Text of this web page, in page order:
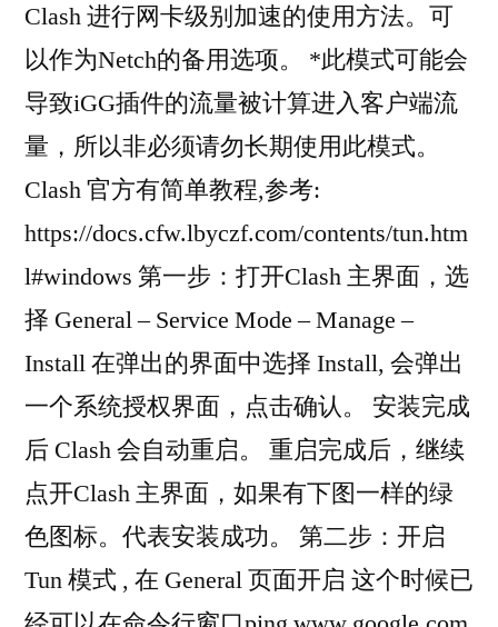
Clash 进行网卡级别加速的使用方法。可
以作为Netch的备用选项。 *此模式可能会
导致iGG插件的流量被计算进入客户端流
量，所以非必须请勿长期使用此模式。
Clash 官方有简单教程,参考:
https://docs.cfw.lbyczf.com/contents/tun.htm
l#windows 第一步：打开Clash 主界面，选
择 General – Service Mode – Manage –
Install 在弹出的界面中选择 Install, 会弹出
一个系统授权界面，点击确认。 安装完成
后 Clash 会自动重启。 重启完成后，继续
点开Clash 主界面，如果有下图一样的绿
色图标。代表安装成功。 第二步：开启
Tun 模式 , 在 General 页面开启 这个时候已